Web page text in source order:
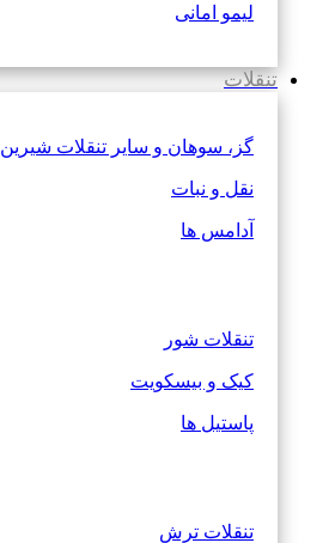
لیمو امانی
تنقلات
گز، سوهان و سایر تنقلات شیرین
نقل و نبات
آدامس ها
تنقلات شور
کیک و بیسکویت
پاستیل ها
تنقلات ترش